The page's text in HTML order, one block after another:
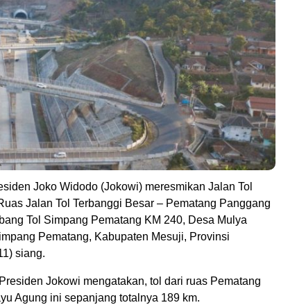
Joko Widodo (Jokowi) meresmikan Jalan Tol
Jalan Tol Terbanggi Besar – Pematang Panggang
Tol Simpang Pematang KM 240, Desa Mulya
Pematang, Kabupaten Mesuji, Provinsi
siang.
Jokowi mengatakan, tol dari ruas Pematang
Agung ini sepanjang totalnya 189 km.